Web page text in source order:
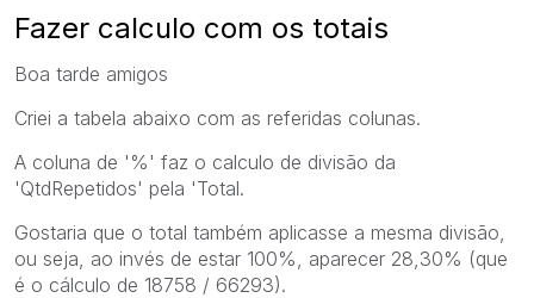
Fazer calculo com os totais
Boa tarde amigos
Criei a tabela abaixo com as referidas colunas.
A coluna de '%' faz o calculo de divisão da
'QtdRepetidos' pela 'Total.
Gostaria que o total também aplicasse a mesma divisão,
ou seja, ao invés de estar 100%, aparecer 28,30% (que
é o cálculo de 18758 / 66293).